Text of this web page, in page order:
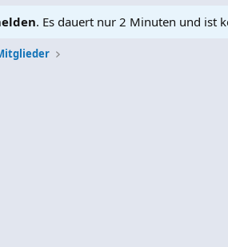
. Es dauert nur 2 Minuten und ist